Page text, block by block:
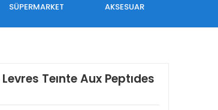
SÜPERMARKET AKSESUAR
Teınte Aux Peptıdes